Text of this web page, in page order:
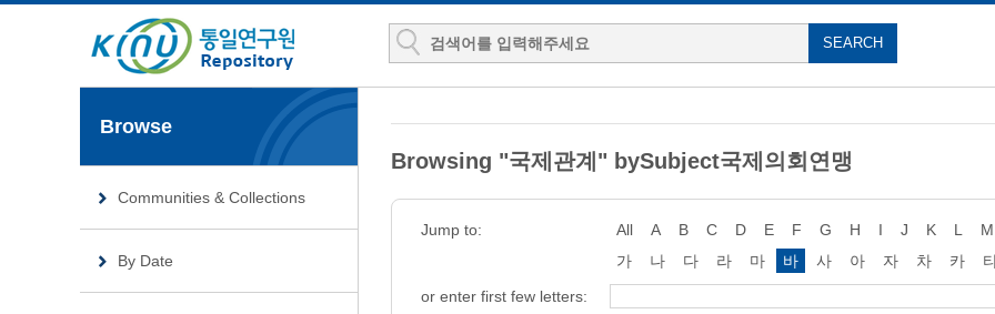
Browse
Communities & Collections
By Date
Browsing "국제관계" bySubject국제의회연맹
Jump to: All A B C D E F G H I J K L M
가
나 다 라 마 바 사 아 자 차 카
or enter first few letters: